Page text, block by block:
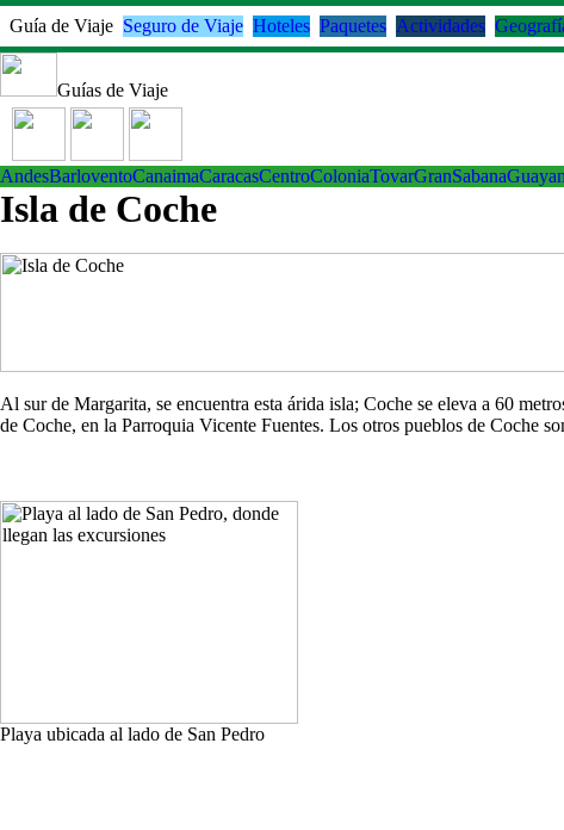
Guía de Viaje Seguro de Viaje Hoteles Paquetes Actividades
Guías de Viaje
AndesBarloventoCanaimaCaracasCentroColoniaTovarGranSabana
Isla de Coche
Al sur de Margarita, se encuentra esta árida isla; Coche se eleva a 60
de Coche, en la Parroquia Vicente Fuentes. Los otros pueblos de Coche
Playa ubicada al lado de San Pedro